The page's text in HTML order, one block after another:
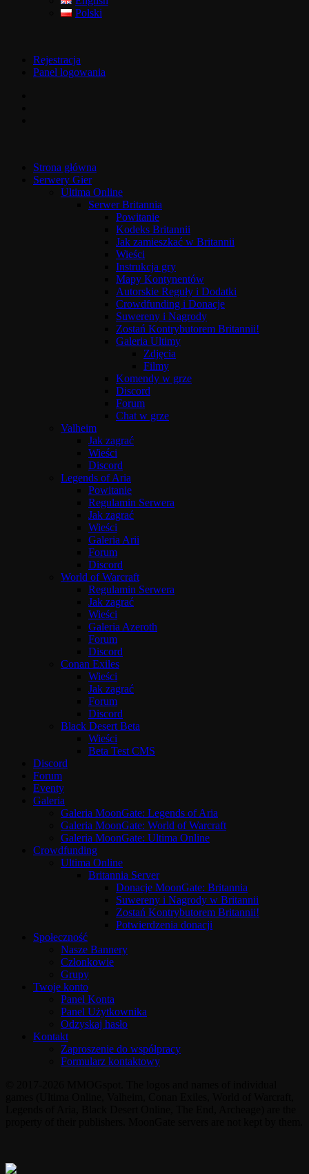
Polski
Rejestracja
Panel logowania
Strona główna
Serwery Gier
Ultima Online
Serwer Britannia
Powitanie
Kodeks Britannii
Jak zamieszkać w Britannii
Wieści
Instrukcja gry
Mapy Kontynentów
Autorskie Reguły i Dodatki
Crowdfunding i Donacje
Suwereny i Nagrody
Zostań Kontrybutorem Britannii!
Galeria Ultimy
Zdjęcia
Filmy
Komendy w grze
Discord
Forum
Chat w grze
Valheim
Jak zagrać
Wieści
Discord
Legends of Aria
Powitanie
Regulamin Serwera
Jak zagrać
Wieści
Galeria Arii
Forum
Discord
World of Warcraft
Regulamin Serwera
Jak zagrać
Wieści
Galeria Azeroth
Forum
Discord
Conan Exiles
Wieści
Jak zagrać
Forum
Discord
Black Desert Beta
Wieści
Beta Test CMS
Discord
Forum
Eventy
Galeria
Galeria MoonGate: Legends of Aria
Galeria MoonGate: World of Warcraft
Galeria MoonGate: Ultima Online
Crowdfunding
Ultima Online
Britannia Server
Donacje MoonGate: Britannia
Suwereny i Nagrody w Britannii
Zostań Kontrybutorem Britannii!
Potwierdzenia donacji
Społeczność
Nasze Bannery
Członkowie
Grupy
Twoje konto
Panel Konta
Panel Użytkownika
Odzyskaj hasło
Kontakt
Zaproszenie do współpracy
Formularz kontaktowy